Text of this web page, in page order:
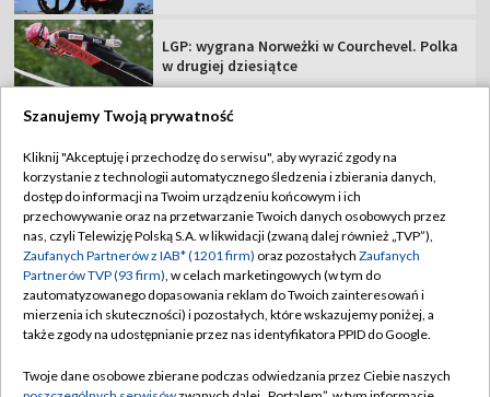
LGP: wygrana Norweżki w Courchevel. Polka
w drugiej dziesiątce
TVP
Abonament TVP
Sklep TVP
Biuro Reklamy
Oferta Handlowa
Emisja w TVP
Regulamin TVP
Polityka prywatności
Moje zgody
Biuro reklamy
Szanujemy Twoją prywatność
Kliknij "Akceptuję i przechodzę do serwisu", aby wyrazić zgody na
korzystanie z technologii automatycznego śledzenia i zbierania danych,
dostęp do informacji na Twoim urządzeniu końcowym i ich
przechowywanie oraz na przetwarzanie Twoich danych osobowych przez
nas, czyli Telewizję Polską S.A. w likwidacji (zwaną dalej również „TVP”),
Zaufanych Partnerów z IAB* (1201 firm) oraz pozostałych Zaufanych
Partnerów TVP (93 firm), w celach marketingowych (w tym do
zautomatyzowanego dopasowania reklam do Twoich zainteresowań i
mierzenia ich skuteczności) i pozostałych, które wskazujemy poniżej, a
także zgody na udostępnianie przez nas identyfikatora PPID do Google.
Twoje dane osobowe zbierane podczas odwiedzania przez Ciebie naszych